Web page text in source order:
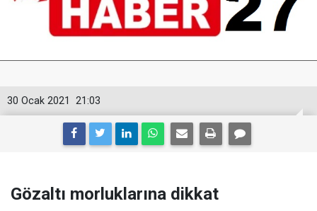
21:03
30 Ocak 2021
Gözaltı morluklarına dikkat